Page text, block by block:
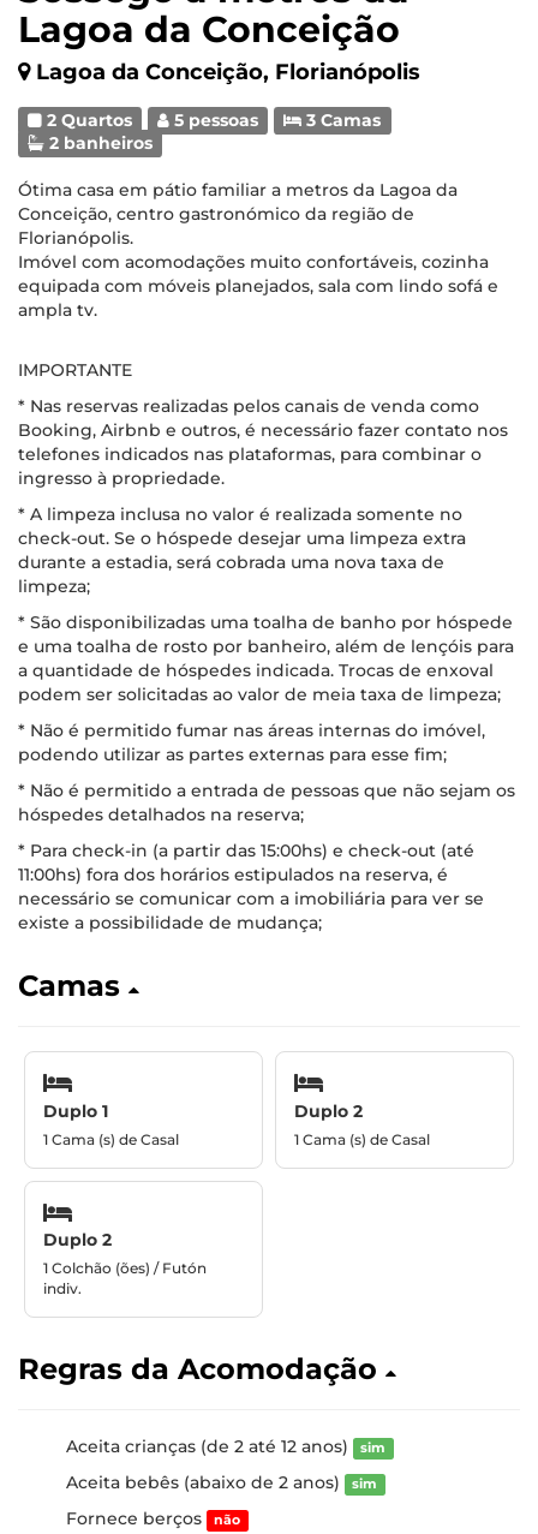
Lagoa da Conceição
Lagoa da Conceição, Florianópolis
2 Quartos 5 pessoas
3 Camas
2 banheiros
Ótima casa em pátio familiar a metros da Lagoa da
Conceição, centro gastronómico da região de
Florianópolis.
Imóvel com acomodações muito confortáveis, cozinha
equipada com móveis planejados, sala com lindo sofá e
ampla tv.
IMPORTANTE
* Nas reservas realizadas pelos canais de venda como
Booking, Airbnb e outros, é necessário fazer contato nos
telefones indicados nas plataformas, para combinar o
ingresso à propriedade.
* A limpeza inclusa no valor é realizada somente no
check-out. Se o hóspede desejar uma limpeza extra
durante a estadia, será cobrada uma nova taxa de
limpeza;
* São disponibilizadas uma toalha de banho por hóspede
e uma toalha de rosto por banheiro, além de lençóis para
a quantidade de hóspedes indicada. Trocas de enxoval
podem ser solicitadas ao valor de meia taxa de limpeza;
* Não é permitido fumar nas áreas internas do imóvel,
podendo utilizar as partes externas para esse fim;
* Não é permitido a entrada de pessoas que não sejam os
hóspedes detalhados na reserva;
* Para check-in (a partir das 15:00hs) e check-out (até
11:00hs) fora dos horários estipulados na reserva, é
necessário se comunicar com a imobiliária para ver se
existe a possibilidade de mudança;
Camas
Duplo 1
1 Cama (s) de Casal
Duplo 2
1 Cama (s) de Casal
Duplo 2
1 Colchão (ões) / Futón
indiv.
Regras da Acomodação
Aceita crianças (de 2 até 12 anos) sim
Aceita bebês (abaixo de 2 anos) sim
Fornece berços não